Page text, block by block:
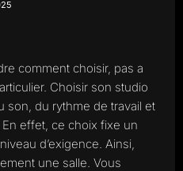
comment choisir, pas a
Choisir son studio
son, du rythme de travail et
En effet, ce choix fixe un
d’exigence. Ainsi,
une salle. Vous